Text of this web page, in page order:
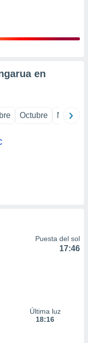
en
Octubre
Puesta del sol
17:46
Última luz
18:16